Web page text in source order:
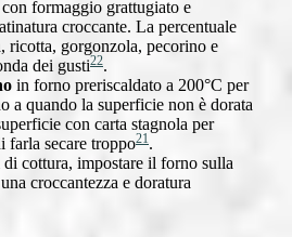
formaggio grattugiato e
croccante. La percentuale
ricotta, gorgonzola, pecorino e
dei gusti22.
in forno preriscaldato a 200°C per
a quando la superficie non è dorata
con carta stagnola per
farla secare troppo21.
cottura, impostare il forno sulla
croccantezza e doratura